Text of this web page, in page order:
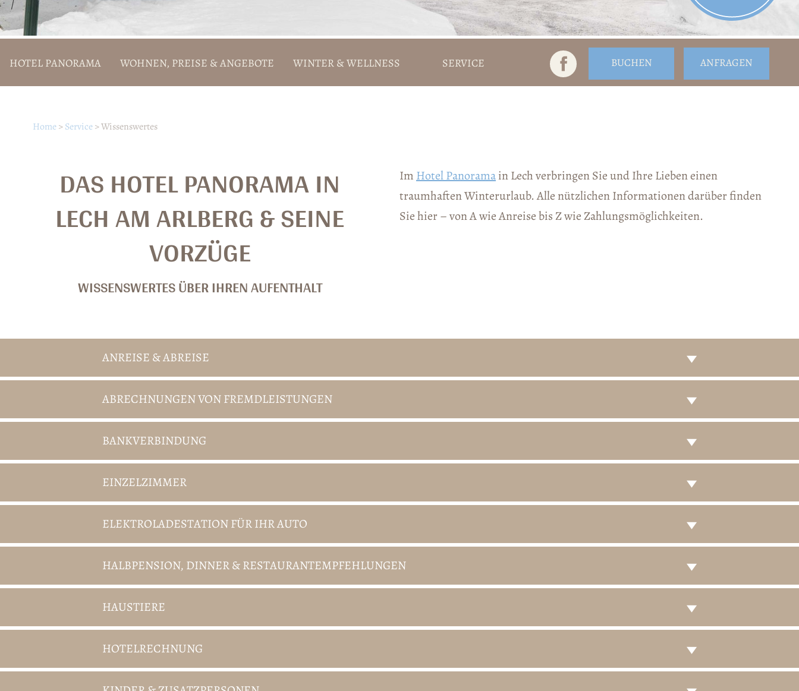
HOTEL PANORAMA WOHNEN, PREISE & ANGEBOTE WINTER & WELLNESS SERVICE BUCHEN ANFRAGEN
Home>Service>Wissenswertes
DAS HOTEL PANORAMA IN
LECH AM ARLBERG & SEINE
VORZÜGE
WISSENSWERTES ÜBER IHREN AUFENTHALT
Im Hotel Panoramain Lech verbringen Sie und Ihre Lieben einen
traumhaften Winterurlaub. Alle nützlichen Informationen darüber finden
Sie hier – von A wie Anreise bis Z wie Zahlungsmöglichkeiten.
ANREISE & ABREISE
ABRECHNUNGEN VON FREMDLEISTUNGEN
BANKVERBINDUNG
EINZELZIMMER
ELEKTROLADESTATION FÜR IHR AUTO
HALBPENSION, DINNER & RESTAURANTEMPFEHLUNGEN
HAUSTIERE
HOTELRECHNUNG